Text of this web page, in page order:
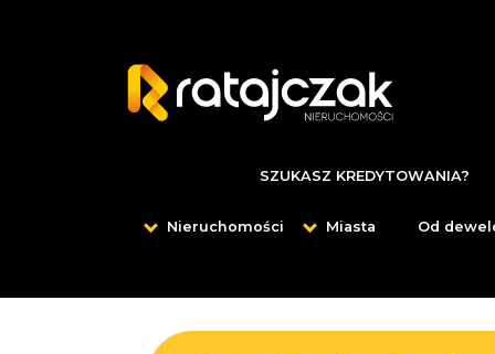
SZUKASZ KREDYTOWANIA?
Nieruchomości Miasta Od